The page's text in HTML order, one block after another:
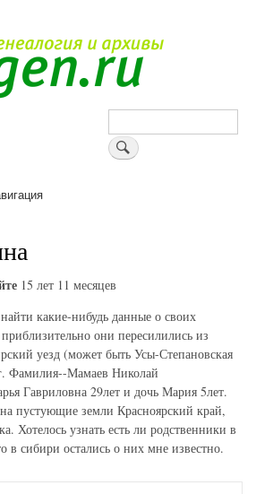
основному
содержанию
Поиск
15 лет 11 месяцев
какие-нибудь данные о своих
они пересилились из
уезд (может быть Усы-Степановская
Фамилия--Мамаев Николай
Гавриловна 29лет и дочь Мария 5лет.
пустующие земли Красноярский край,
Хотелось узнать есть ли родственники в
в сибири остались о них мне известно.